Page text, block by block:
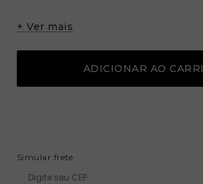
+ Ver mais
ADICIONAR AO
Simular frete